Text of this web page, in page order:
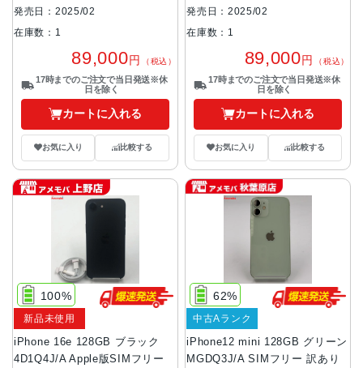
発売日：2025/02
在庫数：1
89,000円 （税込）
17時までのご注文で当日発送※休
日を除く
カートに入れる
お気に入り 比較する
発売日：2025/02
在庫数：1
89,000円 （税込）
17時までのご注文で当日発送※休
日を除く
カートに入れる
お気に入り 比較する
iPhone 16e 128GB ブラック
4D1Q4J/A Apple版SIMフリー
100%
新品未使用
iPhone12 mini 128GB グリーン
MGDQ3J/A SIMフリー 訳あり
62%
中古Aランク